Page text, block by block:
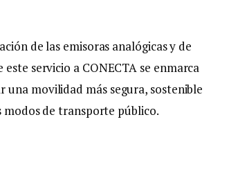
de las emisoras analógicas y de
servicio a CONECTA se enmarca
movilidad más segura, sostenible
modos de transporte público.